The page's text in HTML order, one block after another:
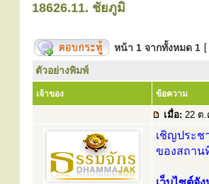
18626.11. ชัยภูมิ
หน้า 1 จากทั้งหมด 1
ตัวอย่างพิมพ์
เจ้าของ ข้อความ
เมื่อ: 22 ต.
เชิญประช
ของสถาน